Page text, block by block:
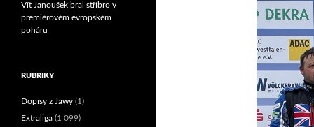
Vít Janoušek bral stříbro v
premiérovém evropském
poháru
RUBRIKY
Dopisy z Jawy (1)
Extraliga (1 099)